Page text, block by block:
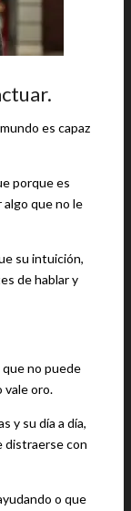
es capaz
porque es
algo que no le
su intuición,
de hablar y
que no puede
vale oro.
y su día a día,
distraerse con
o que